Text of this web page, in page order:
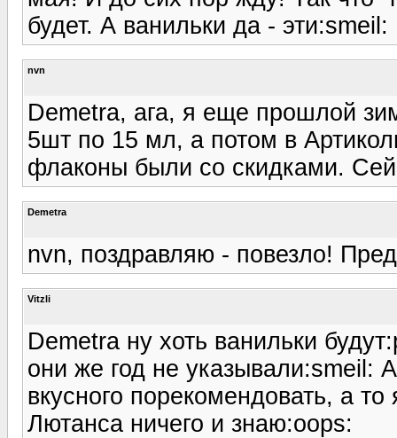
будет. А ванильки да - эти:smeil:
nvn
Demetra, ага, я еще прошлой
5шт по 15 мл, а потом в
флаконы были со скидками.
Demetra
nvn, поздравляю - повезло!
Vitzli
Demetra ну хоть ванильки
они же год не указывали:smeil:
вкусного порекомендовать, а
Лютанса ничего и знаю:oops: